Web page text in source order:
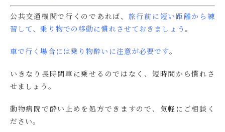
公共交通機関で行くのであれば、 旅行前に短い距離から練
習して、乗り物での移動に慣れさせておきましょう 。
車で行く場合には乗り物酔いに注意が必要です。
いきなり長時間車に乗せるのではなく、短時間から慣れさ
せましょう。
動物病院で酔い止めを処方できますので、気軽にご相談く
ださい。